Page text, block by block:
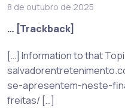
8 de outubro de 2025
… [Trackback]
[…] Information to that
se-apresentem-neste-
freitas/ […]